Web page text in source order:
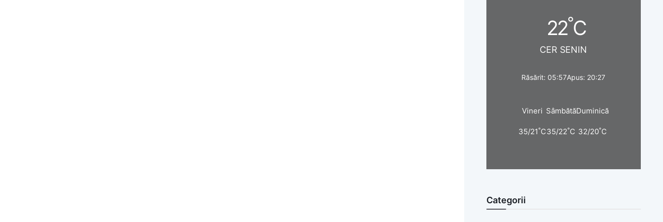
22°C
CER SENIN
Răsărit: 05:57Apus: 20:27
Vineri
35/21°C
Sâmbătă
35/22°C
Duminică
32/20°C
Categorii